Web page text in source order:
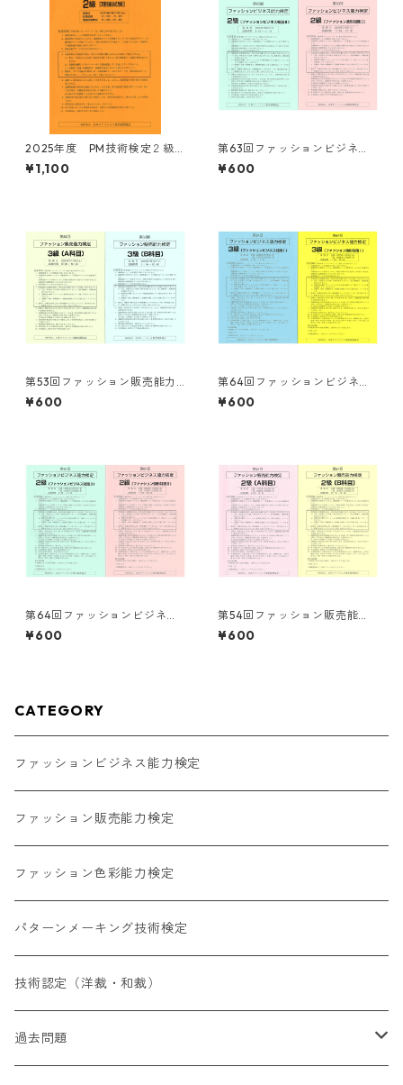
2025年度 PM技術検定２級
理論・製図試験
¥1,100
第63回ファッションビジネス
能力検定２級 試験問題
¥600
第53回ファッション販売能力
検定３級 試験問題
¥600
第64回ファッションビジネス
能力検定３級 試験問題
¥600
第64回ファッションビジネス
能力検定２級 試験問題
¥600
第54回ファッション販売能力
検定２級 試験問題
¥600
CATEGORY
ファッションビジネス能力検定
ファッション販売能力検定
ファッション色彩能力検定
パターンメーキング技術検定
技術認定（洋裁・和裁）
過去問題